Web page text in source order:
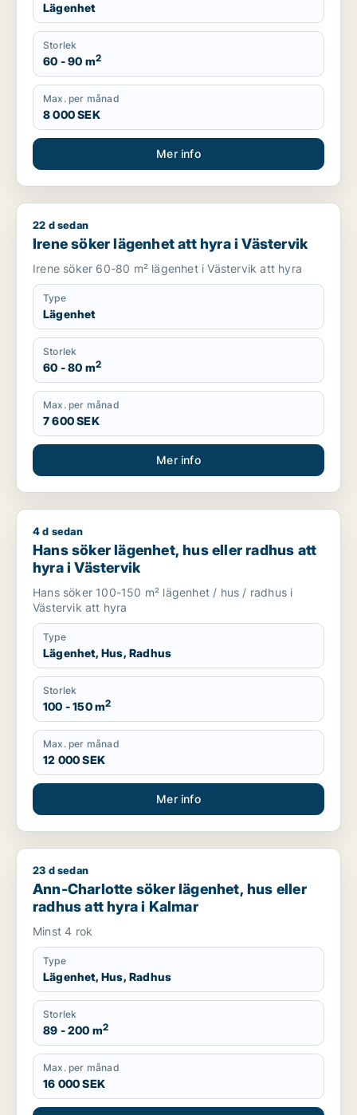
Lägenhet
Storlek
60 - 90 m2
Max. per månad
8 000 SEK
Mer info
Irene söker lägenhet att hyra i Västervik
22 d sedan
Irene söker lägenhet att hyra i Västervik
Irene söker 60-80 m² lägenhet i Västervik att hyra
Type
Lägenhet
Storlek
60 - 80 m2
Max. per månad
7 600 SEK
Mer info
Hans söker lägenhet, hus eller radhus att hyra i Västervik
4 d sedan
Hans söker lägenhet, hus eller radhus att
hyra i Västervik
Hans söker 100-150 m² lägenhet / hus / radhus i
Västervik att hyra
Type
Lägenhet, Hus, Radhus
Storlek
100 - 150 m2
Max. per månad
12 000 SEK
Mer info
Ann-Charlotte söker lägenhet, hus eller radhus att hyra i
23 d sedan
Ann-Charlotte söker lägenhet, hus eller
radhus att hyra i Kalmar
Minst 4 rok
Type
Lägenhet, Hus, Radhus
Storlek
89 - 200 m2
Max. per månad
16 000 SEK